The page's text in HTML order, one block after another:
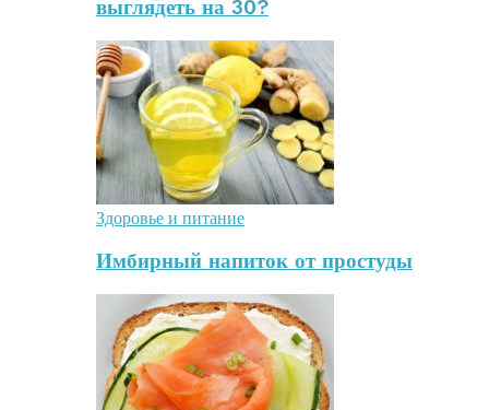
выглядеть на 30?
Здоровье и питание
Имбирный напиток от простуды